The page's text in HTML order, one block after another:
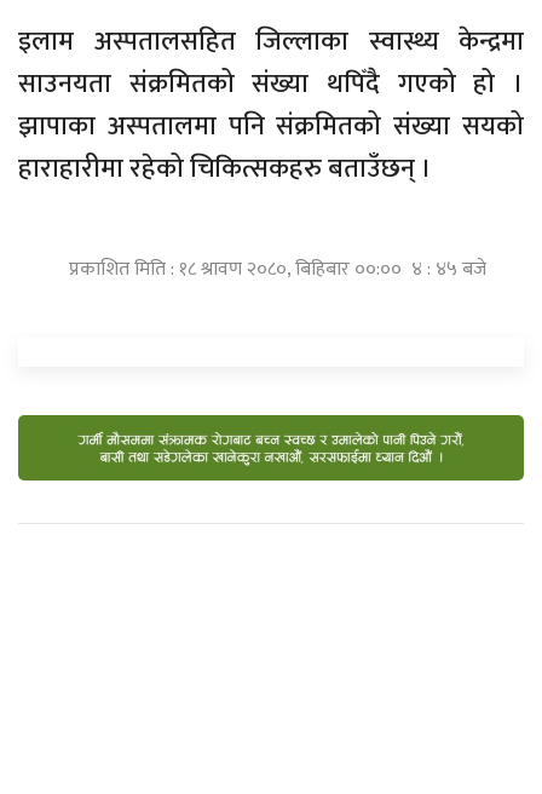
इलाम अस्पतालसहित जिल्लाका स्वास्थ्य केन्द्रमा
साउनयता संक्रमितको संख्या थपिँदै गएको हो ।
झापाका अस्पतालमा पनि संक्रमितको संख्या सयको
हाराहारीमा रहेको चिकित्सकहरु बताउँछन् ।
प्रकाशित मिति : १८ श्रावण २०८०, बिहिबार ००:०० ४ : ४५ बजे